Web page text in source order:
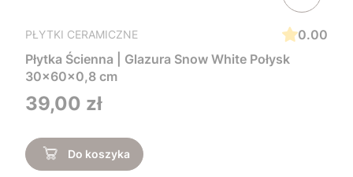
PŁYTKI CERAMICZNE
0.00
Płytka Ścienna | Glazura Snow White Połysk
30x60x0,8 cm
Cena
39,00 zł
Do koszyka